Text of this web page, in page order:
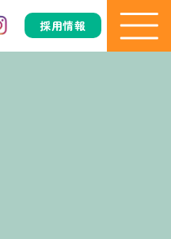
採用情報